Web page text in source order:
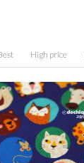
High price